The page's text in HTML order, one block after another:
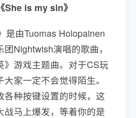
is my sin》
是由Tuomas Holopainen
Nightwish演唱的歌曲，
》游戏主题曲。对于CS玩
家一定不会觉得陌生。
各种按键设置的时候，这
战马上爆发，等着你的是